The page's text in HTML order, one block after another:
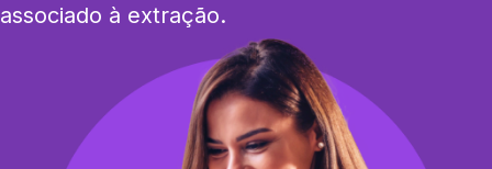
associado à extração.